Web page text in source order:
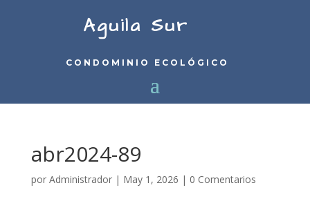
Aguila Sur
CONDOMINIO ECOLÓGICO
abr2024-89
por Administrador| May 1, 2026 | 0 Comentarios